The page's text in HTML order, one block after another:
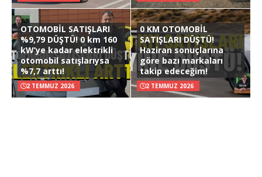
OTOMOBİL SATIŞLARI
%9,79 DÜŞTÜ! 0 km 160
kW’ye kadar elektrikli
otomobil satışlarıysa
%7,7 arttı!
2 TEMMUZ 2026
0 KM OTOMOBİL
SATIŞLARI DÜŞTÜ!
Haziran sonuçlarına
göre bazı markaları
takip edeceğim!
2 TEMMUZ 2026